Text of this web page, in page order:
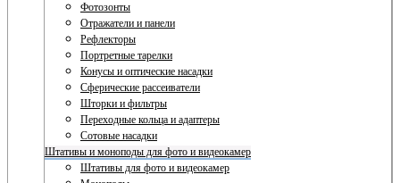
Фотозонты
Отражатели и панели
Рефлекторы
Портретные тарелки
Конусы и оптические насадки
Сферические рассеиватели
Шторки и фильтры
Переходные кольца и адаптеры
Сотовые насадки
Штативы и моноподы для фото и видеокамер
Штативы для фото и видеокамер